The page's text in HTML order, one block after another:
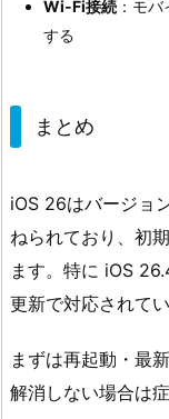
Wi-Fi接続 ：モ
する
まとめ
iOS 26はバージョ
ねられており、初
ます。特に iOS
更新で対応されてい
まずは再起動・最
解消しない場合は